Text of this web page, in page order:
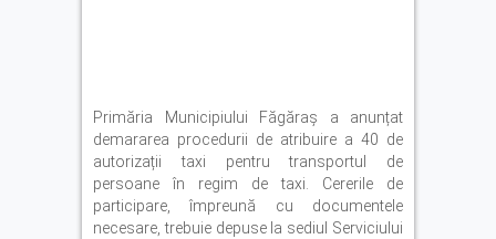
Primăria Municipiului Făgăraș a anunțat
demararea procedurii de atribuire a 40 de
autorizații taxi pentru transportul de
persoane în regim de taxi. Cererile de
participare, împreună cu documentele
necesare, trebuie depuse la sediul Serviciului